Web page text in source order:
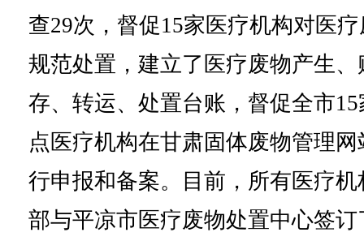
查29次，督促15家医疗机构对医
规范处置，建立了医疗废物产生、
存、转运、处置台账，督促全市15
点医疗机构在甘肃固体废物管理网
行申报和备案。目前，所有医疗机
部与平凉市医疗废物处置中心签订